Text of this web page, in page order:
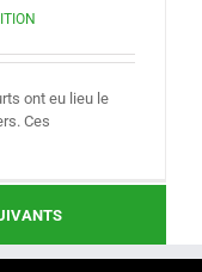
ont eu lieu le
Ces